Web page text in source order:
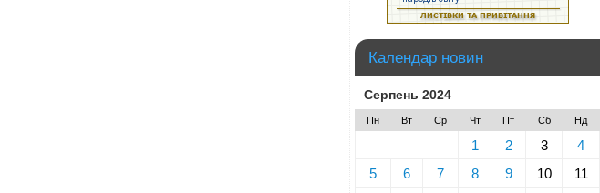
Календар новин
Серпень 2024
Пн Вт Ср Чт Пт Сб Нд
1 2 3
4
5
6 7 8 9 10
11